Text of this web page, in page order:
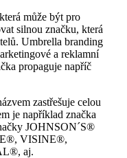
může být pro
silnou značku, která
Umbrella branding
a reklamní
propaguje napříč
zastřešuje celou
je například značka
JOHNSON´S®
VISINE®,
aj.